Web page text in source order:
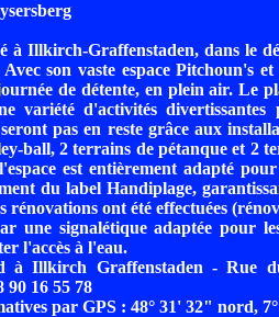
à Illkirch-Graffenstaden, dans le
son vaste espace Pitchoun's
de détente, en plein air. Le
variété d'activités
pas en reste grâce aux
ball, 2 terrains de pétanque et 2
est entièrement adapté
du label Handiplage,
rénovations ont été effectuées
une signalétique adaptée pour
l'accès à l'eau.
à Illkirch Graffenstaden - Rue
90 16 55 78
par GPS : 48° 31' 32" nord,